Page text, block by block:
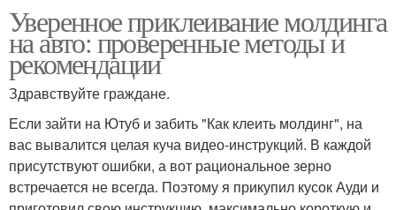
Уверенное приклеивание молдинга
на авто: проверенные методы и
рекомендации
Здравствуйте граждане.
Если зайти на Ютуб и забить "Как клеить молдинг", на
вас вывалится целая куча видео-инструкций. В каждой
присутствуют ошибки, а вот рациональное зерно
встречается не всегда. Поэтому я прикупил кусок Ауди и